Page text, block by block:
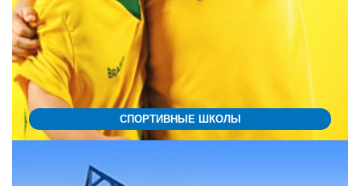
СПОРТИВНЫЕ ШКОЛЫ